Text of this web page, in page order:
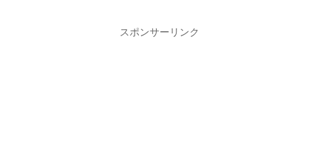
スポンサーリンク